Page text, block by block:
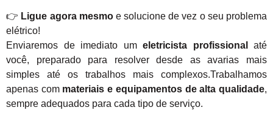
👉 Ligue agora mesmoe solucione de vez o seu problema
elétrico!
Enviaremos de imediato um eletricista profissional
até
você, preparado para resolver desde as avarias mais
simples até os trabalhos mais complexos.Trabalhamos
apenas com materiais e equipamentos de alta qualidade,
sempre adequados para cada tipo de serviço.